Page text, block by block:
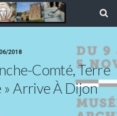
2018
Comté, Terre
Arrive À Dijon